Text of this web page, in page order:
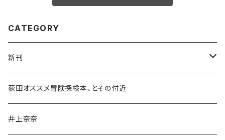
CATEGORY
新刊
和書
文学・小説・物語
荻田オススメ冒険探検本、とその付近
井上奈奈